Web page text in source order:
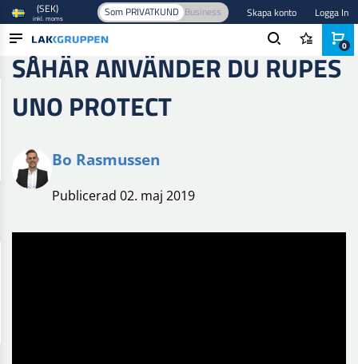
PRODUKTER
BRANSCHER
BLOGG
(SEK)
inkl. moms Som PRIVATKUND Business Skapa konto Logga In
SÅHÄR ANVÄNDER DU RUPES
UNO PROTECT
Bo Rasmussen
Publicerad 02. maj 2019
0